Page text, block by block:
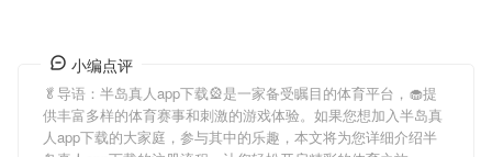
小编点评
🥬导语： 半岛真人app下载🎡是一家备受瞩目的体育平台，🧁提
供丰富多样的体育赛事和刺激的游戏体验。如果您想加入半岛真
人app下载的大家庭，参与其中的乐趣，本文将为您详细介绍半